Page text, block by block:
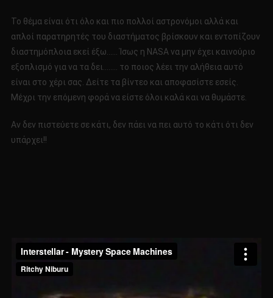
Το θέμα είναι ότι όλο και πιο πολλοί αστρονόμοι αλλά και
απλοί παρατηρητές του διαστήματος βρίσκουν και εντοπίζουν
διαστημόπλοια εκεί έξω…… Ίσως η NASA να μην έχει καινούριο
εξοπλισμό για να τα δει…….. το ποιος λέει την αλήθεια αυτό
είναι στο χέρι σας. Δείτε τα βίντεο και αποφασίστε εσείς.
Μέχρι την επόμενη φορά να είστε όλοι καλά και να θυμάστε.
Αν δεν πιστεύετε σε κάτι, δεν πάει να πει αυτό το κάτι ότι δεν
υπάρχει!!